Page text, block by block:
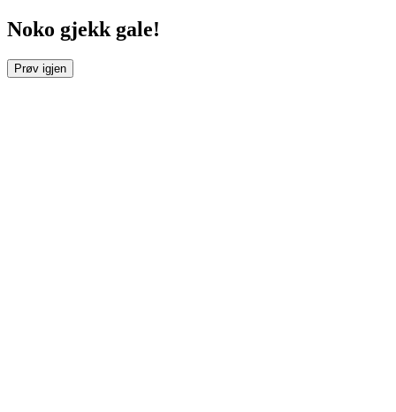
Noko gjekk gale!
Prøv igjen